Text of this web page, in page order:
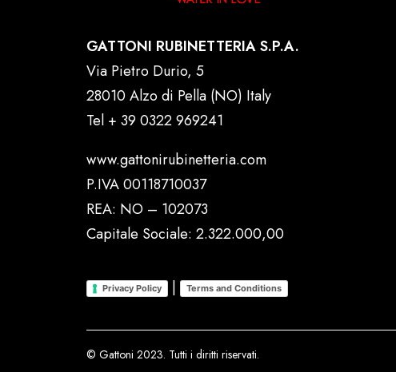
GATTONI RUBINETTERIA S.P.A.
Via Pietro Durio, 5
28010 Alzo di Pella (NO) Italy
Tel + 39 0322 969241
www.gattonirubinetteria.com
P.IVA 00118710037
REA: NO – 102073
Capitale Sociale: 2.322.000,00
Privacy Policy | Terms and Conditions
© Gattoni 2023. Tutti i diritti riservati.